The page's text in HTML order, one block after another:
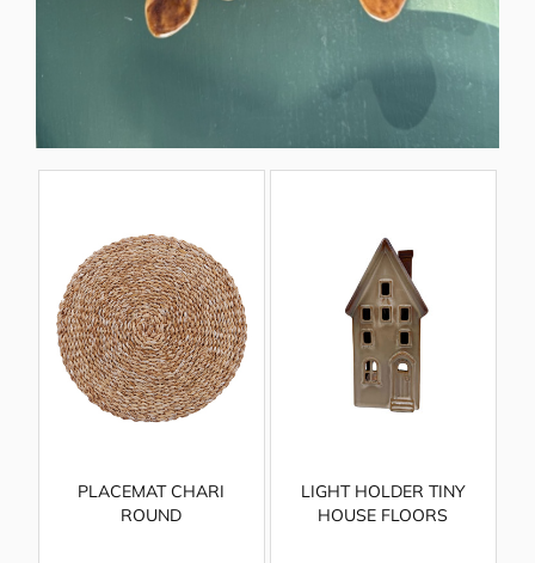
PLACEMAT CHARI
ROUND
LIGHT HOLDER TINY
HOUSE FLOORS